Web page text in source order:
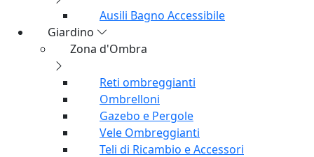
Ausili Bagno Accessibile
Giardino
Reti ombreggianti
Ombrelloni
Gazebo e Pergole